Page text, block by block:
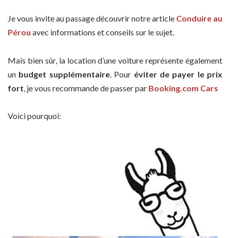
Je vous invite au passage découvrir notre article Conduire au
Pérou avec informations et conseils sur le sujet.
Mais bien sûr, la location d’une voiture représente également
un budget supplémentaire. Pour éviter de payer le prix
fort , je vous recommande de passer par Booking.com Cars
Voici pourquoi: